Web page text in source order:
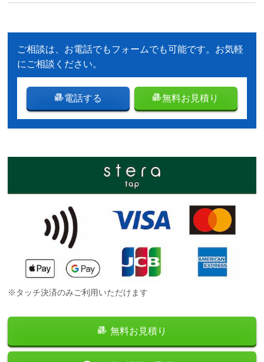
ご相談は、お電話でもフォームでも可能です。お気軽
にご相談ください。
電話する 無料お見積り
※タッチ決済のみご利用いただけます
無料お見積り